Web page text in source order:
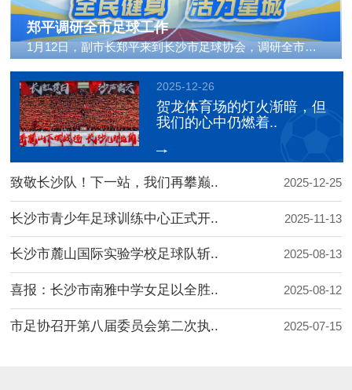
郑平调研全市足球工作
1月12日，副市长郑平来到长沙市足球协会，调研全市足球..
2025-12-26
贺龙体育场的灯火渐暗，但
我们的心中仍燃着..
致敬长沙队！下一站，我们再攀巅.. 2025-12-25
长沙市青少年足球训练中心正式开.. 2025-11-13
长沙市麓山国际实验学校足球队斩.. 2025-08-13
喜报：长沙市南雅中学女足以全胜.. 2025-08-12
市足协召开第八届委员会第二次执.. 2025-07-15